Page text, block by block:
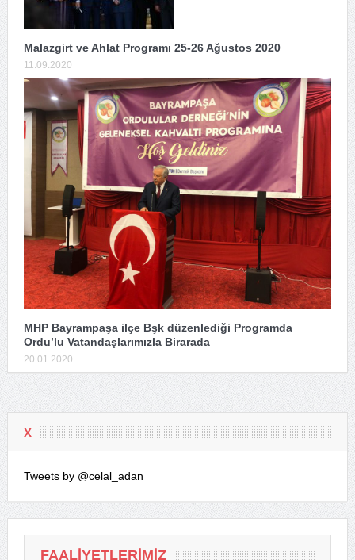
Malazgirt ve Ahlat Programı 25-26 Ağustos 2020
11.09.2020
MHP Bayrampaşa ilçe Bşk düzenlediği Programda
Ordu’lu Vatandaşlarımızla Birarada
20.01.2020
X
Tweets by @celal_adan
FAALIYETLERIMIZ